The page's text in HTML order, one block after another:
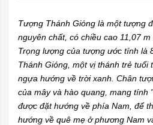
Tượng Thánh Gióng là một tượng
nguyên chất, có chiều cao 11,07 m
Trọng lượng của tượng ước tính là
Thánh Gióng, một vị thánh trẻ tuổi
ngựa hướng về trời xanh. Chân
của mây và hào quang, mang tính
được đặt hướng về phía Nam, để
hướng về quê mẹ ở phương Nam